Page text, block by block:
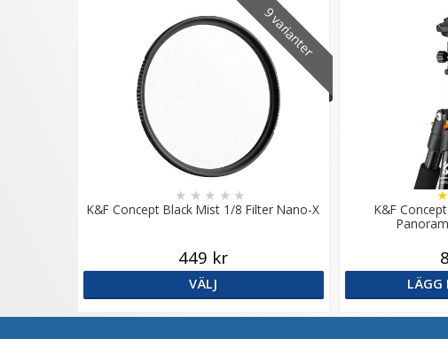
9 varianter
K&F Concept Black Mist 1/8 Filter Nano-X
★ ★ ★ ★ ★
449 kr
VÄLJ
K&F
★
LÄGG